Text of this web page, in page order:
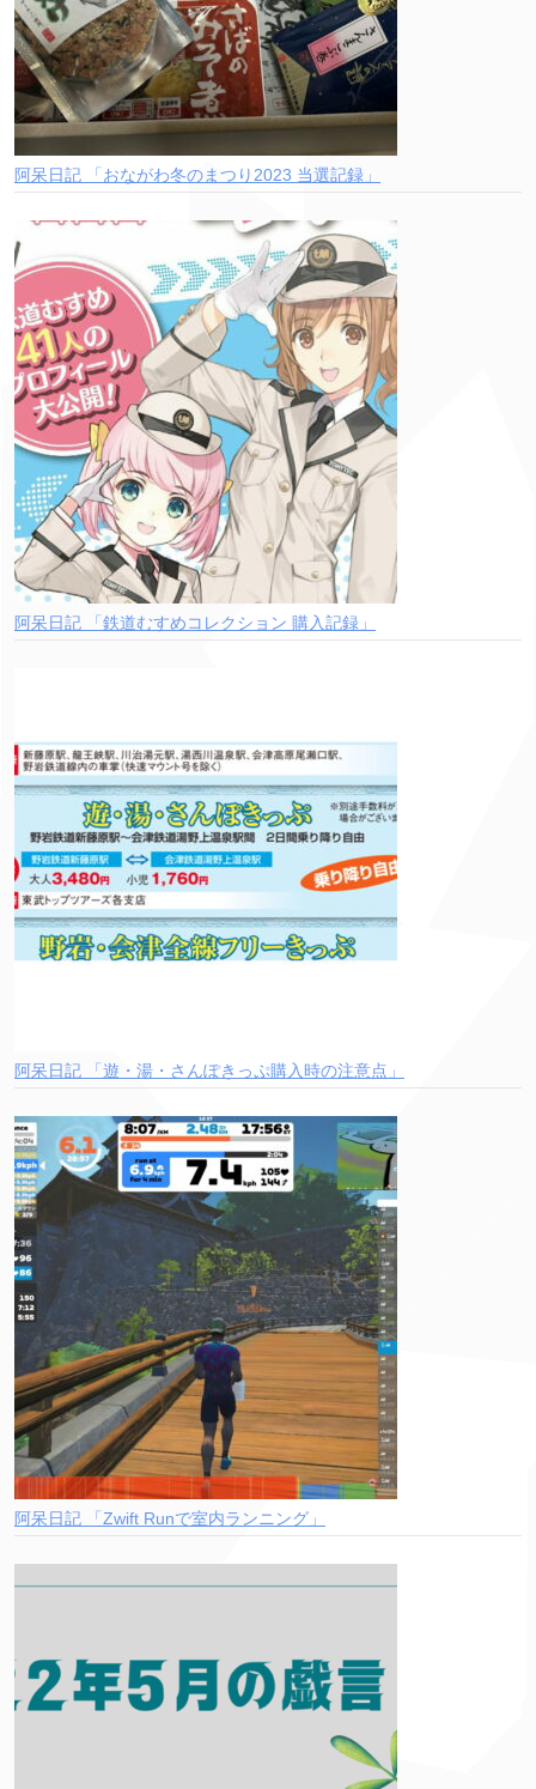
阿呆日記 「おながわ冬のまつり2023 当選記録」
阿呆日記 「鉄道むすめコレクション 購入記録」
阿呆日記 「遊・湯・さんぽきっぷ購入時の注意点」
阿呆日記 「Zwift Runで室内ランニング」